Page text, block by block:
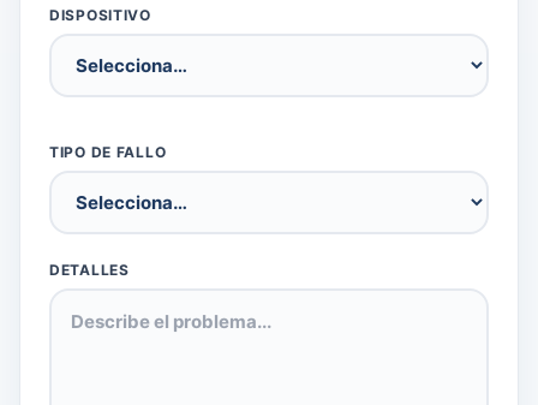
DISPOSITIVO
TIPO DE FALLO
DETALLES